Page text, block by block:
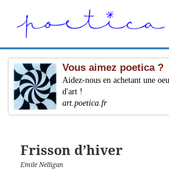
Vous aimez poetica ?
Aidez-nous en achetant une
d'art !
art.poetica.fr
Frisson d’hiver
Emile Nelligan